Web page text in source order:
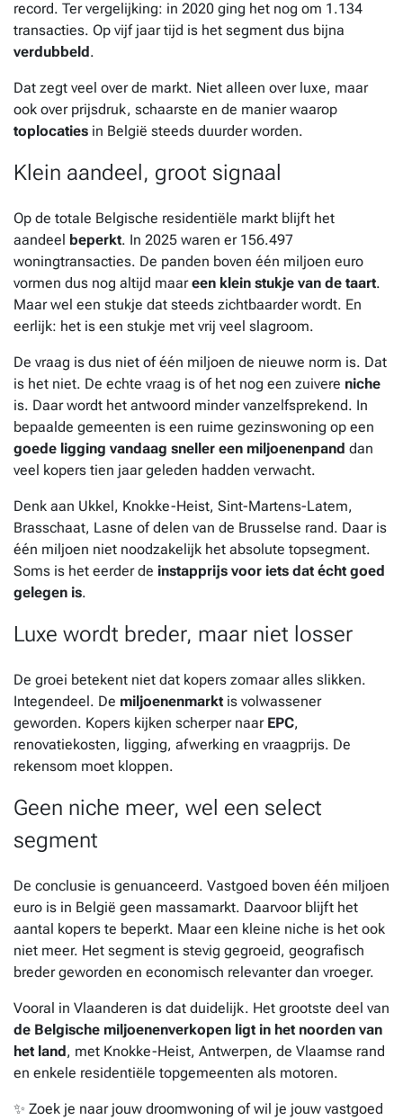
record. Ter vergelijking: in 2020 ging het nog om 1.134
transacties. Op vijf jaar tijd is het segment dus bijna
verdubbeld .
Dat zegt veel over de markt. Niet alleen over luxe, maar
ook over prijsdruk, schaarste en de manier waarop
toplocaties in België steeds duurder worden.
Klein aandeel, groot signaal
Op de totale Belgische residentiële markt blijft het
aandeel beperkt. In 2025 waren er 156.497
woningtransacties. De panden boven één miljoen euro
vormen dus nog altijd maareen klein stukje van de taart.
Maar wel een stukje dat steeds zichtbaarder wordt. En
eerlijk: het is een stukje met vrij veel slagroom.
De vraag is dus niet of één miljoen de nieuwe norm is. Dat
is het niet. De echte vraag is of het nog een zuivere niche
is. Daar wordt het antwoord minder vanzelfsprekend. In
bepaalde gemeenten is een ruime gezinswoning op een
goede ligging vandaag sneller een miljoenenpand dan
veel kopers tien jaar geleden hadden verwacht.
Denk aan Ukkel, Knokke-Heist, Sint-Martens-Latem,
Brasschaat, Lasne of delen van de Brusselse rand. Daar is
één miljoen niet noodzakelijk het absolute topsegment.
Soms is het eerder de instapprijs voor iets dat écht goed
gelegen is.
Luxe wordt breder, maar niet losser
De groei betekent niet dat kopers zomaar alles slikken.
Integendeel. De miljoenenmarkt is volwassener
geworden. Kopers kijken scherper naar EPC,
renovatiekosten, ligging, afwerking en vraagprijs. De
rekensom moet kloppen.
Geen niche meer, wel een select
segment
De conclusie is genuanceerd. Vastgoed boven één miljoen
euro is in België geen massamarkt. Daarvoor blijft het
aantal kopers te beperkt. Maar een kleine niche is het ook
niet meer. Het segment is stevig gegroeid, geografisch
breder geworden en economisch relevanter dan vroeger.
Vooral in Vlaanderen is dat duidelijk. Het grootste deel van
de Belgische miljoenenverkopen ligt in het noorden van
het land, met Knokke-Heist, Antwerpen, de Vlaamse rand
en enkele residentiële topgemeenten als motoren.
✨ Zoek je naar jouw droomwoning of wil je jouw vastgoed